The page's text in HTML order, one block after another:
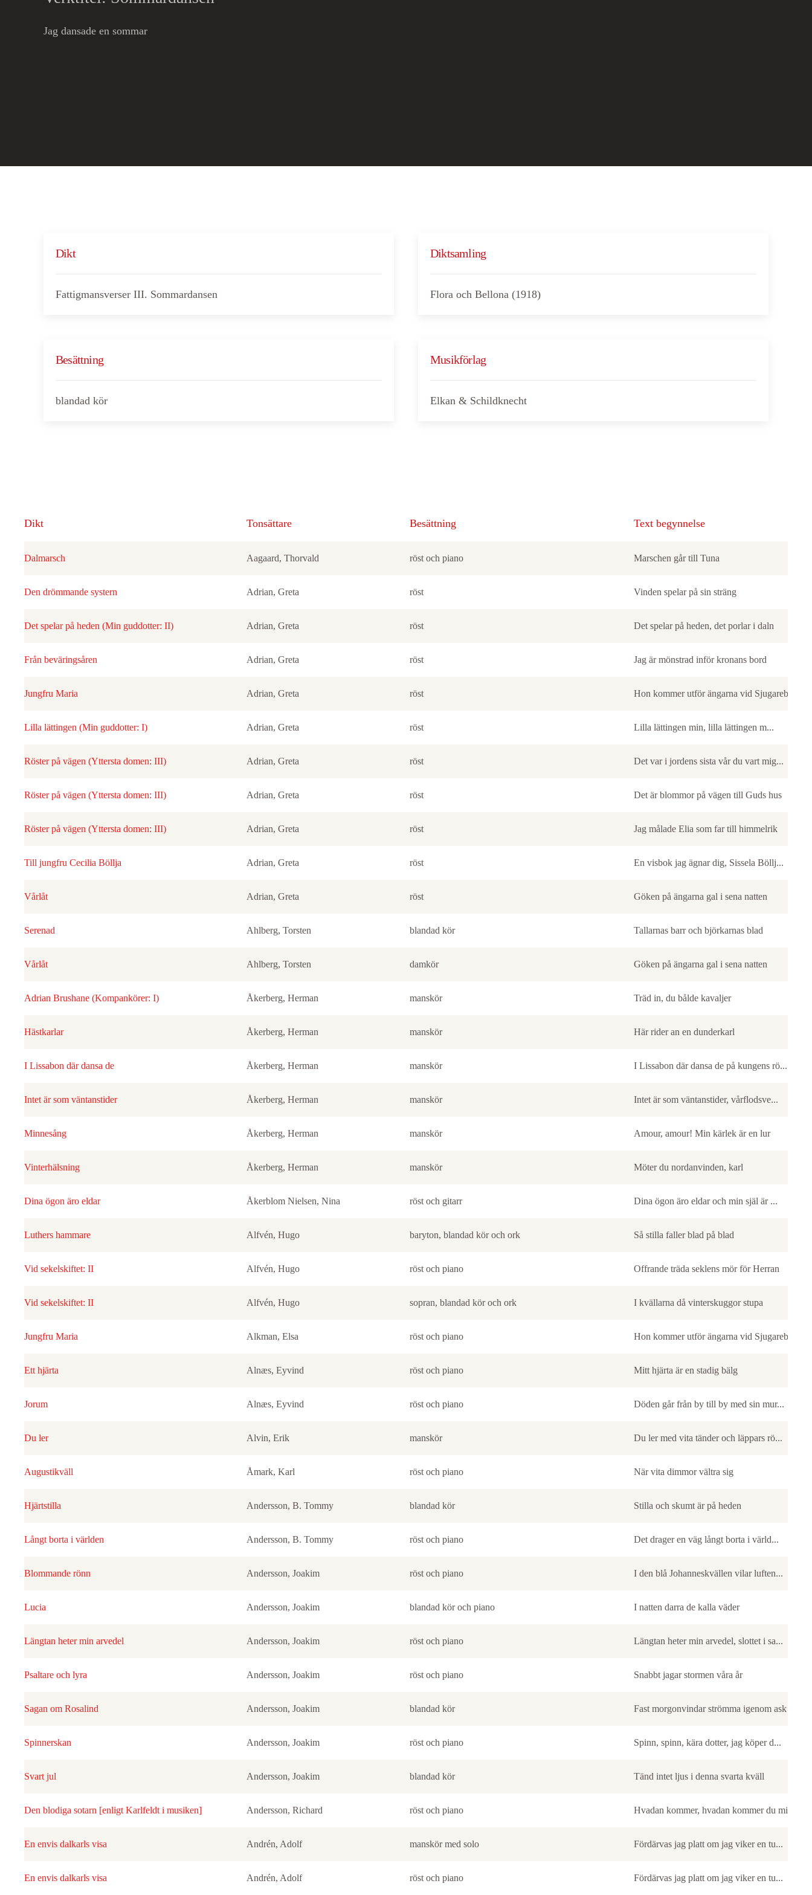
Jag dansade en sommar
Dikt
Fattigmansverser III. Sommardansen
Diktsamling
Flora och Bellona (1918)
Besättning
blandad kör
Musikförlag
Elkan & Schildknecht
Dikt Tonsättare Besättning Text begynnelse
Dalmarsch Aagaard, Thorvald röst och piano Marschen går till Tuna
Den drömmande systern Adrian, Greta röst Vinden spelar på sin sträng
Det spelar på heden (Min guddotter: II) Adrian, Greta röst Det spelar på heden, det porlar i daln
Från beväringsåren Adrian, Greta röst Jag är mönstrad inför kronans bord
Jungfru Maria Adrian, Greta röst Hon kommer utför ängarna vid Sjugareby
Lilla lättingen (Min guddotter: I) Adrian, Greta röst Lilla lättingen min, lilla lättingen m...
Röster på vägen (Yttersta domen: III) Adrian, Greta röst Det var i jordens sista vår du vart mig...
Röster på vägen (Yttersta domen: III) Adrian, Greta röst Det är blommor på vägen till Guds hus
Röster på vägen (Yttersta domen: III) Adrian, Greta röst Jag målade Elia som far till himmelrik
Till jungfru Cecilia Böllja Adrian, Greta röst En visbok jag ägnar dig, Sissela Böllj...
Vårlåt Adrian, Greta röst Göken på ängarna gal i sena natten
Serenad Ahlberg, Torsten blandad kör Tallarnas barr och björkarnas blad
Vårlåt Ahlberg, Torsten damkör Göken på ängarna gal i sena natten
Adrian Brushane (Kompankörer: I) Åkerberg, Herman manskör Träd in, du bålde kavaljer
Hästkarlar Åkerberg, Herman manskör Här rider an en dunderkarl
I Lissabon där dansa de Åkerberg, Herman manskör I Lissabon där dansa de på kungens rö...
Intet är som väntanstider Åkerberg, Herman manskör Intet är som väntanstider, vårflodsve...
Minnesång Åkerberg, Herman manskör Amour, amour! Min kärlek är en lur
Vinterhälsning Åkerberg, Herman manskör Möter du nordanvinden, karl
Dina ögon äro eldar Åkerblom Nielsen, Nina röst och gitarr Dina ögon äro eldar och min själ är ...
Luthers hammare Alfvén, Hugo baryton, blandad kör och ork Så stilla faller blad på blad
Vid sekelskiftet: II Alfvén, Hugo röst och piano Offrande träda seklens mör för Herran
Vid sekelskiftet: II Alfvén, Hugo sopran, blandad kör och ork I kvällarna då vinterskuggor stupa
Jungfru Maria Alkman, Elsa röst och piano Hon kommer utför ängarna vid Sjugareby
Ett hjärta Alnæs, Eyvind röst och piano Mitt hjärta är en stadig bälg
Jorum Alnæs, Eyvind röst och piano Döden går från by till by med sin mur...
Du ler Alvin, Erik manskör Du ler med vita tänder och läppars rö...
Augustikväll Åmark, Karl röst och piano När vita dimmor vältra sig
Hjärtstilla Andersson, B. Tommy blandad kör Stilla och skumt är på heden
Långt borta i världen Andersson, B. Tommy röst och piano Det drager en väg långt borta i värld...
Blommande rönn Andersson, Joakim röst och piano I den blå Johanneskvällen vilar luften...
Lucia Andersson, Joakim blandad kör och piano I natten darra de kalla väder
Längtan heter min arvedel Andersson, Joakim röst och piano Längtan heter min arvedel, slottet i sa...
Psaltare och lyra Andersson, Joakim röst och piano Snabbt jagar stormen våra år
Sagan om Rosalind Andersson, Joakim blandad kör Fast morgonvindar strömma igenom ask oc...
Spinnerskan Andersson, Joakim röst och piano Spinn, spinn, kära dotter, jag köper d...
Svart jul Andersson, Joakim blandad kör Tänd intet ljus i denna svarta kväll
Den blodiga sotarn [enligt Karlfeldt i musiken] Andersson, Richard röst och piano Hvadan kommer, hvadan kommer du min
En envis dalkarls visa Andrén, Adolf manskör med solo Fördärvas jag platt om jag viker en tu...
En envis dalkarls visa Andrén, Adolf röst och piano Fördärvas jag platt om jag viker en tu...